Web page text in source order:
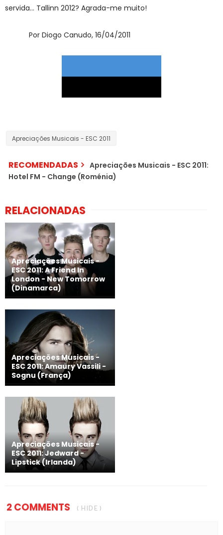
servida… Tallinn 2012? Agrada-me muito!
Por Diogo Canudo, 16/04/2011
Apreciações Musicais - ESC 2011
RECOMENDADAS
Apreciações Musicais - ESC 2011:
Hotel FM - Change (Roménia)
RELACIONADAS
Apreciações Musicais -
ESC 2011: A Friend In
London - New Tomorrow
(Dinamarca)
Apreciações Musicais -
ESC 2011: Amaury Vassili -
Sognu (França)
Apreciações Musicais -
ESC 2011: Jedward -
Lipstick (Irlanda)
2 COMMENTS ( HIDE )